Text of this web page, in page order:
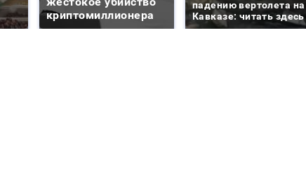
криптомиллионера
падению вертолета на
Кавказе: читать здесь